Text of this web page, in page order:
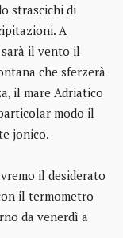
strascichi di
A
il vento il
che sferzerà
il mare Adriatico
modo il
jonico.
il desiderato
il termometro
da venerdì a